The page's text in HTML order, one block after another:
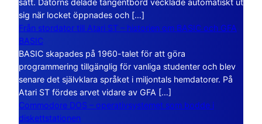
sätt. Datorns delade tangentbord vecklade automatiskt ut
sig när locket öppnades och […]
Från stordator till Atari ST – historien om BASIC och GFA
BASIC
BASIC skapades på 1960-talet för att göra
programmering tillgänglig för vanliga studenter och blev
senare det självklara språket i miljontals hemdatorer. På
Atari ST fördes arvet vidare av GFA […]
Commodore DOS – operativsystemet som bodde i
diskettstationen